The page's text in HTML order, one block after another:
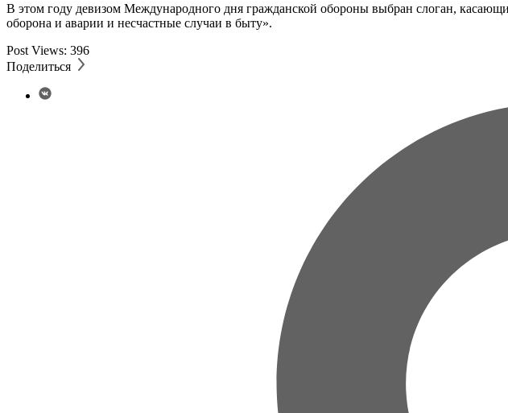
В этом году девизом Международного дня гражданской обороны выбран слоган,
оборона и аварии и несчастные случаи в быту».
Post Views: 396
Поделиться